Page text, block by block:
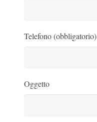
Telefono (obbligatorio)
Oggetto